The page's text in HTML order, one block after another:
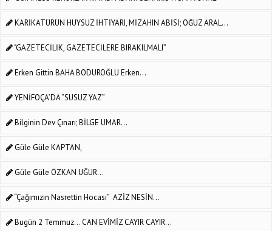
KARİKATÜRÜN HUYSUZ İHTİYARI, MİZAHIN ABİSİ; OĞUZ ARAL...
"GAZETECİLİK, GAZETECİLERE BIRAKILMALI”
Erken Gittin BAHA BODUROĞLU Erken...
YENİFOÇA’DA “SUSUZ YAZ”
Bilginin Dev Çınarı; BİLGE UMAR...
Güle Güle KAPTAN,
Güle Güle ÖZKAN UĞUR...
“Çağımızın Nasrettin Hocası” AZİZ NESİN...
Bugün 2 Temmuz... CAN EVİMİZ CAYIR CAYIR...